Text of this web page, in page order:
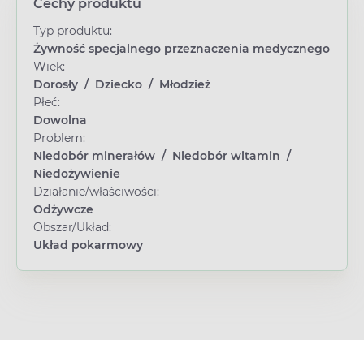
Cechy produktu
Typ produktu:
Żywność specjalnego przeznaczenia medycznego
Wiek:
Dorosły / Dziecko / Młodzież
Płeć:
Dowolna
Problem:
Niedobór minerałów / Niedobór witamin /
Niedożywienie
Działanie/właściwości:
Odżywcze
Obszar/Układ:
Układ pokarmowy